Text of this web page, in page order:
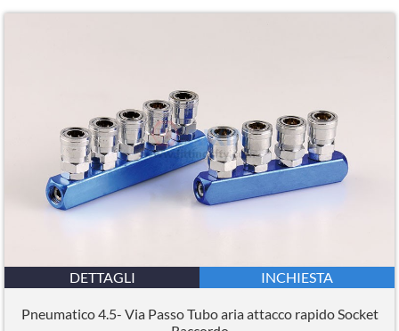
DETTAGLI INCHIESTA
Pneumatico 4.5- Via Passo Tubo aria attacco rapido Socket